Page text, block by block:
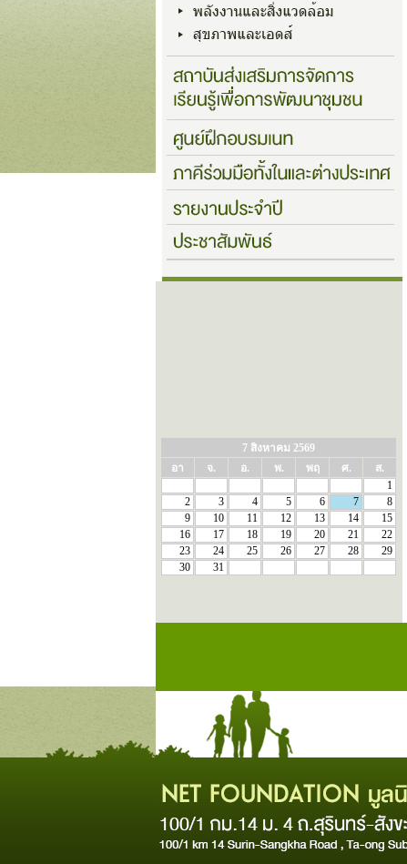
7 สิงหาคม 2569
อา
จ. อ. พ. พฤ ศ.
ส.
1
2
3 4 5 6 7
8
9
10 11 12 13 14
15
16
17 18 19 20 21
22
23
24 25 26 27 28
29
30
31